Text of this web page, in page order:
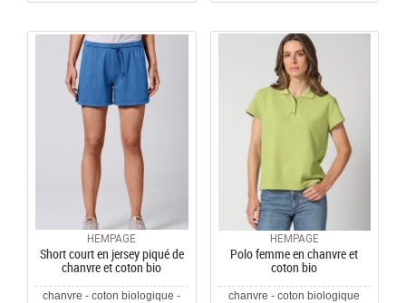
HEMPAGE
Short court en jersey piqué de
chanvre et coton bio
chanvre - coton biologique -
HEMPAGE
Polo femme en chanvre et
coton bio
chanvre - coton biologique